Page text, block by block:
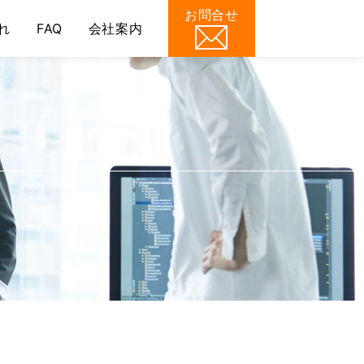
content/themes/souki/header.php
FAQ 会社案内
お問合せ
Webコンサルティング